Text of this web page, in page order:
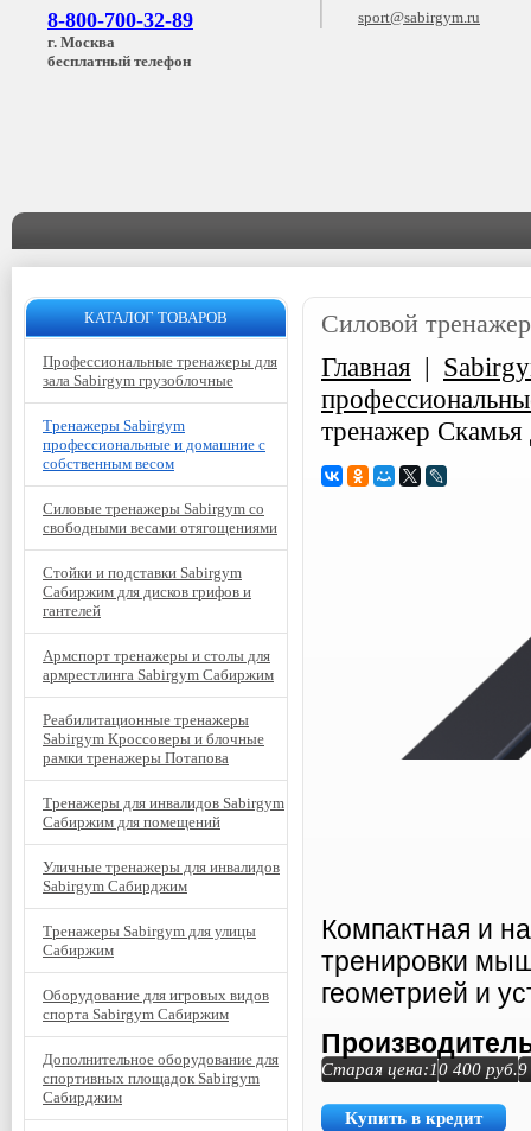
8-800-700-32-89
г. Москва
бесплатный телефон
sport@sabirgym.ru
Силовой
Главная |
тренажер
Компактная и
тренировки
геометрией и
Старая цена:10 400 руб.9
Купить в кредит
КАТАЛОГ ТОВАРОВ
Профессиональные тренажеры для
зала Sabirgym грузоблочные
Тренажеры Sabirgym
профессиональные и домашние с
собственным весом
Силовые тренажеры Sabirgym со
свободными весами отягощениями
Стойки и подставки Sabirgym
Сабиржим для дисков грифов и
гантелей
Армспорт тренажеры и столы для
армрестлинга Sabirgym Сабиржим
Реабилитационные тренажеры
Sabirgym Кроссоверы и блочные
рамки тренажеры Потапова
Тренажеры для инвалидов Sabirgym
Сабиржим для помещений
Уличные тренажеры для инвалидов
Sabirgym Сабирджим
Тренажеры Sabirgym для улицы
Сабиржим
Оборудование для игровых видов
спорта Sabirgym Сабиржим
Дополнительное оборудование для
спортивных площадок Sabirgym
Сабирджим